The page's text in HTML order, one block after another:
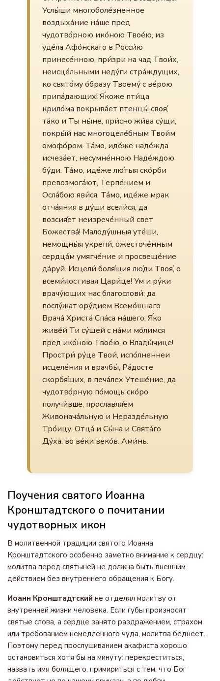
Услы́ши многоболе́зненное
воздыха́ние на́ше пред
чудотво́рною ико́ною Твое́ю, из
уде́ла Афо́нскаго в Росси́ю
принесе́нною, при́зри на чад Твои́х,
неисце́льными неду́ги стра́ждущих,
ко свято́му о́бразу Твоему́ с ве́рою
припа́дающих! Я́коже пти́ца
крило́ма покрыва́ет птенцы́ своя́,
та́ко и Ты ны́не, при́сно жи́ва су́щи,
покры́й нас многоцеле́бным Твои́м
омофо́ром. Та́мо, иде́же наде́жда
исчеза́ет, несумне́нною Наде́ждою
бу́ди. Та́мо, иде́же лю́тыя ско́рби
превозмога́ют, Терпе́нием и
Осла́бою яви́ся. Та́мо, иде́же мрак
отча́яния в ду́ши всели́ся, да
возсия́ет неизрече́нный свет
Божества́! Малоду́шныя уте́ши,
немощны́я укрепи́, ожесточе́нным
сердца́м умягче́ние и просвеще́ние
да́руй. Исцели́ боля́щия лю́ди Твоя́, о
всеми́лостивая Цари́це! Ум и ру́ки
врачу́ющих нас благослови́; да
послу́жат ору́дием Всемо́щнаго
Врача́ Христа́ Спа́са на́шего. Я́ко
живе́й Ти су́щей с на́ми мо́лимся
пред ико́ною Твое́ю, о Влады́чице!
Простри́ ру́це Твои́, испо́лненнеи
исцеле́ния и врачбы́, Ра́досте
скорбя́щих, в печа́лех Утеше́ние, да
чудотво́рную по́мощь ско́ро
получи́вше, прославля́ем
Живонача́льную и Неразде́льную
Тро́ицу, Отца́ и Сы́на и Свята́го
Ду́ха, во ве́ки веко́в. Ами́нь.
Поучения святого Иоанна
Кронштадтского о почитании
чудотворных икон
В молитвенной традиции святого Иоанна
Кронштадтского особенно заметно внимание к сердцу:
молитва перед святыней не должна быть внешним
действием без внутреннего обращения к Богу.
Иоанн Кронштадтский не отделял молитву от
внутренней жизни человека. Если губы произносят
святые слова, а сердце занято раздражением, страхом
или требованием немедленного чуда, молитва беднеет.
Поэтому перед прослушиванием акафиста хорошо
остановиться хотя бы на минуту: перекреститься,
назвать имя болящего, примириться с тем, что Бог